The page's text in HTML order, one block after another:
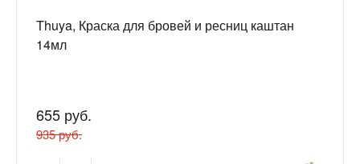
Thuya, Краска для бровей и ресниц каштан
14мл
655 руб.
935 руб.